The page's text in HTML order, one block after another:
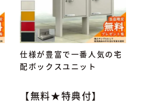
仕様が豊富で一番人気の宅
配ボックスユニット
【無料★特典付】